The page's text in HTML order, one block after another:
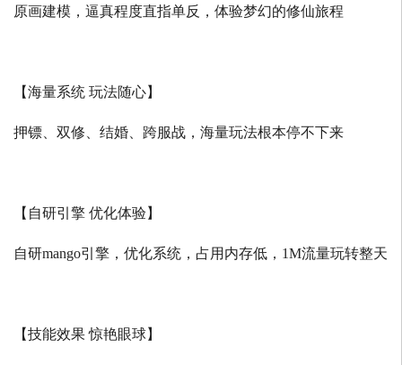
原画建模，逼真程度直指单反，体验梦幻的修仙旅程
【海量系统 玩法随心】
押镖、双修、结婚、跨服战，海量玩法根本停不下来
【自研引擎 优化体验】
自研mango引擎，优化系统，占用内存低， 1M流量玩转整天
【技能效果 惊艳眼球】